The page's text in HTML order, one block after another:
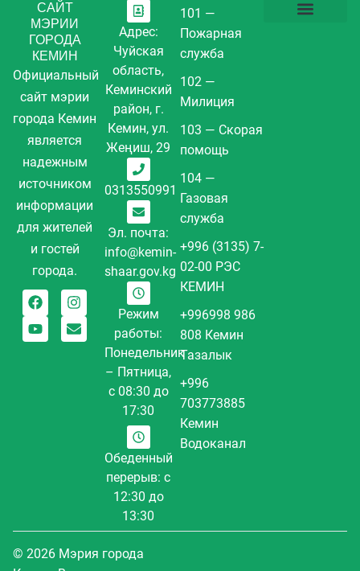
САЙТ
МЭРИИ
ГОРОДА
КЕМИН
Официальный
сайт мэрии
города Кемин
является
надежным
источником
информации
для жителей
и гостей
города.
Адрес:
Чуйская
область,
Кеминский
район, г.
Кемин, ул.
Жеңиш, 29
0313550991
Эл. почта:
info@kemin-
shaar.gov.kg
Режим
работы:
Понедельник
– Пятница,
с 08:30 до
17:30
Обеденный
перерыв: с
12:30 до
13:30
101 —
Пожарная
служба
102 —
Милиция
103 — Скорая
помощь
104 —
Газовая
служба
+996 (3135) 7-
02-00 РЭС
КЕМИН
+996998 986
808 Кемин
Тазалык
+996
703773885
Кемин
Водоканал
© 2026 Мэрия города